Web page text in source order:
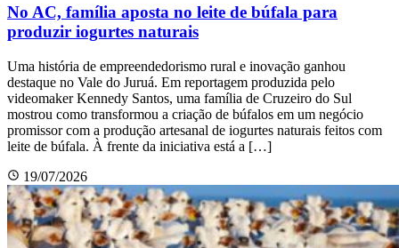
No AC, família aposta no leite de búfala para
produzir iogurtes naturais
Uma história de empreendedorismo rural e inovação ganhou
destaque no Vale do Juruá. Em reportagem produzida pelo
videomaker Kennedy Santos, uma família de Cruzeiro do Sul
mostrou como transformou a criação de búfalos em um negócio
promissor com a produção artesanal de iogurtes naturais feitos com
leite de búfala. À frente da iniciativa está a […]
19/07/2026